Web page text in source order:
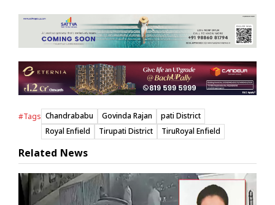
#Tags Chandrababu Govinda Rajan
pati District
Royal Enfield
Tirupati District TiruRoyal Enfield
Related News